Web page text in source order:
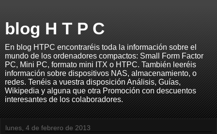
blog H T P C
En blog HTPC encontraréis toda la información sobre el
mundo de los ordenadores compactos: Small Form Factor
PC, Mini PC, formato mini ITX o HTPC. También leeréis
información sobre dispositivos NAS, almacenamiento, o
redes. Tenéis a vuestra disposición Análisis, Guías,
Wikipedia y alguna que otra Promoción con descuentos
interesantes de los colaboradores.
lunes, 4 de febrero de 2013